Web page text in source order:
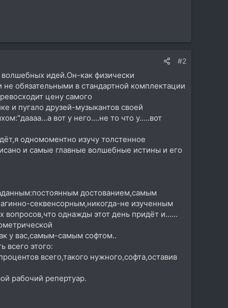
#2
идей.Он-как физически
обязательными в стандартной комплектации
цену самого
и пугало друзей-музыкантов своей
вот у него....не то что у.....вот
одномоментно изучу толстенное
и самые главные волшебные истины и его
достованием,самым
секвенсорным,никогда-не изученным
вопросов,что однажды этот день придёт и......
у вас,самым-самым софтом..
всего этого:
всего,такого нужного,софта,оставив
рабочий репертуар.